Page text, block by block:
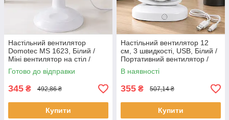
Настільний вентилятор
Domotec MS 1623, Білий /
Міні вентилятор на стіл /
Маленький вентилятор
настільний
Готово до відправки
345 ₴ 492,86 ₴
Купити
Настільний вентилятор 12
см, 3 швидкості, USB, Білий /
Портативний вентилятор /
Міні вентилятор /
Акумуляторний вентилятор
В наявності
355 ₴ 507,14 ₴
Купити